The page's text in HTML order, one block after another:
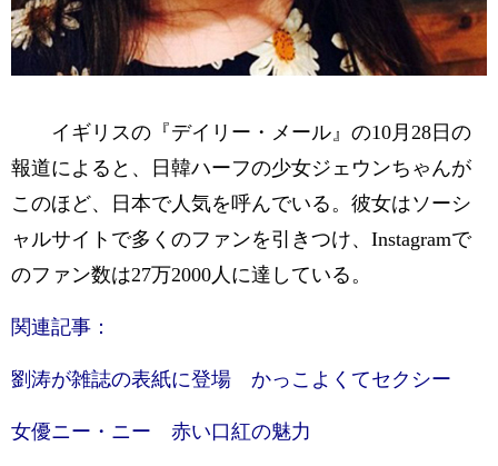
イギリスの『デイリー・メール』の10月28日の
報道によると、日韓ハーフの少女ジェウンちゃんが
このほど、日本で人気を呼んでいる。彼女はソーシ
ャルサイトで多くのファンを引きつけ、Instagramで
のファン数は27万2000人に達している。
関連記事：
劉涛が雑誌の表紙に登場 かっこよくてセクシー
女優ニー・ニー 赤い口紅の魅力